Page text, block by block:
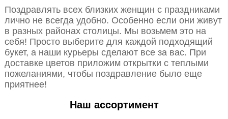
Поздравлять всех близких женщин с праздниками
лично не всегда удобно. Особенно если они живут
в разных районах столицы. Мы возьмем это на
себя! Просто выберите для каждой подходящий
букет, а наши курьеры сделают все за вас. При
доставке цветов приложим открытки с теплыми
пожеланиями, чтобы поздравление было еще
приятнее!
Наш ассортимент